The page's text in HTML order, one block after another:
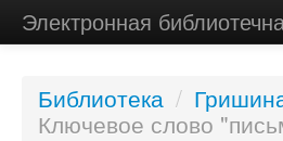
Электронная
Библиотека /
Ключевое слово